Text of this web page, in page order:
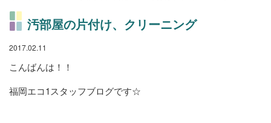
汚部屋の片付け、クリーニング
2017.02.11
こんばんは！！
福岡エコ1スタッフブログです☆